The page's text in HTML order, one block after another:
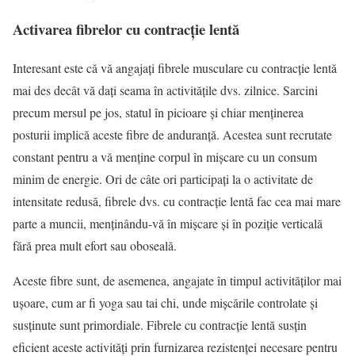
Activarea fibrelor cu contracție lentă
Interesant este că vă angajați fibrele musculare cu contracție lentă
mai des decât vă dați seama în activitățile dvs. zilnice. Sarcini
precum mersul pe jos, statul în picioare și chiar menținerea
posturii implică aceste fibre de anduranță. Acestea sunt recrutate
constant pentru a vă menține corpul în mișcare cu un consum
minim de energie. Ori de câte ori participați la o activitate de
intensitate redusă, fibrele dvs. cu contracție lentă fac cea mai mare
parte a muncii, menținându-vă în mișcare și în poziție verticală
fără prea mult efort sau oboseală.
Aceste fibre sunt, de asemenea, angajate în timpul activităților mai
ușoare, cum ar fi yoga sau tai chi, unde mișcările controlate și
susținute sunt primordiale. Fibrele cu contracție lentă susțin
eficient aceste activități prin furnizarea rezistenței necesare pentru